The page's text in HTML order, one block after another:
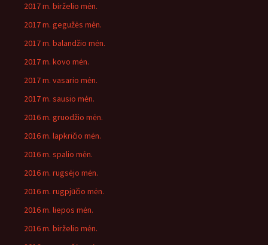
2017 m. birželio mėn.
2017 m. gegužės mėn.
2017 m. balandžio mėn.
2017 m. kovo mėn.
2017 m. vasario mėn.
2017 m. sausio mėn.
2016 m. gruodžio mėn.
2016 m. lapkričio mėn.
2016 m. spalio mėn.
2016 m. rugsėjo mėn.
2016 m. rugpjūčio mėn.
2016 m. liepos mėn.
2016 m. birželio mėn.